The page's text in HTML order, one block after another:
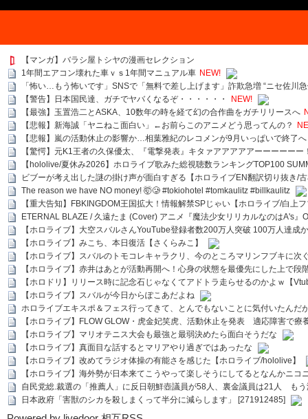
【マンガ】バラシ屋トシヤの漫画セレクション
1年間エアコン壊れた車ｖｓ1年間マニュアル車 NEW!
「怖い…もう怖いです」SNSで「無料で差し上げます」詐欺急増 “ニセ佐川
【警告】日本国民達、ガチでヤバくなるぞ・・・・・・
NEW!
【最強】玉置浩二とASKA、10数年の時を経て幻の合作曲をガチリリースへ
【悲報】新海誠「ヤニねこ面白い」←お前らこのアニメどう思ってんの？
【悲報】嵐の活動休止の影響か…相葉雅紀のレコメンが9月いっぱいで終了へ
【驚愕】元K1王者の久保優太、『電撃発表』キタァアアアアアーーーーーー
【hololive/夏休み2026】ホロライブ歌みた総視聴数ランキングTOP100
ビブーが考え出した謎の掛け声が面白すぎる【ホロライブEN翻訳切り抜き/
The reason we have NO money! 🤯🥲 #tokiohotel #tomkaulitz #billkaulitz
【重大告知】FBKINGDOM王国拡大！情報解禁SPじゃい【ホロライブ/白上
ETERNAL BLAZE / 久遠たま (Cover) アニメ『魔法少女リリカルなのはA's』
【ホロライブ】大空スバルさんYouTube登録者数200万人突破 100万人達成
【ホロライブ】みこち、本日復活【さくらみこ】
【ホロライブ】スバルのトモコレキャラクリ、今のところマリンフブキに
【ホロライブ】赤井はあとが活動再開へ！心身の状態を最優先にした上で段
【ホロドリ】リリース時に記念石じゃなくてアドトラ走らせるのかよｗ【
【ホロライブ】スバルが今日からぽこあだよね
ホロライブエキスポ＆フェス行ってきて、とんでもないことに気付いたんだ
【ホロライブ】FLOW GLOW・虎金妃笑虎、活動休止を発表 適応障害で療
【ホロライブ】マリオテニス大会も最強と最弱決めたら面白そうだな
【ホロライブ】真面目な話するとマリアやり過ぎではあったな
【ホロライブ】改めてラジオ体操の有能さを感じた【ホロライブ/hololive】
【ホロライブ】海外勢が日本来てこうやって楽しそうにしてるとなんかニコ
自民党総.裁選の「推薦人」に反日朝鮮壺議員が58人、裏金議員は21人 も
日本政府「害獣のシカを殺しまくって半分に減らします」 [271912485]